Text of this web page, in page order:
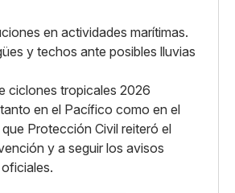
en actividades marítimas.
y techos ante posibles lluvias
ciclones tropicales 2026
en el Pacífico como en el
Protección Civil reiteró el
y a seguir los avisos